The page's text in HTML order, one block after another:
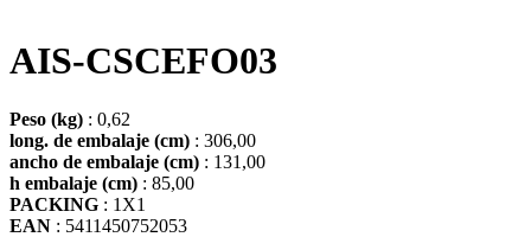
AIS-CSCEFO03
Peso (kg) : 0,62
long. de embalaje (cm) : 306,00
ancho de embalaje (cm) : 131,00
h embalaje (cm) : 85,00
PACKING : 1X1
EAN : 5411450752053